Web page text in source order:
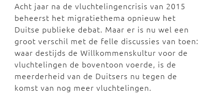
Acht jaar na de vluchtelingencrisis van 2015
beheerst het migratiethema opnieuw het
Duitse publieke debat. Maar er is nu wel een
groot verschil met de felle discussies van toen:
waar destijds de Willkommenskultur voor de
vluchtelingen de boventoon voerde, is de
meerderheid van de Duitsers nu tegen de
komst van nog meer vluchtelingen.